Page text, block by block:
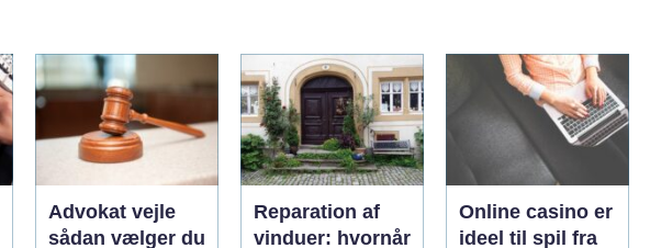
Advokat vejle
sådan vælger du
Reparation af
vinduer: hvornår
Online casino er
ideel til spil fra